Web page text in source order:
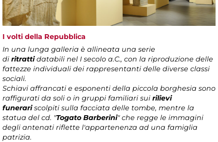
I volti della Repubblica
In una lunga galleria è allineata una serie
di ritrattidatabili nel I secolo a.C., con la riproduzione delle
fattezze individuali dei rappresentanti delle diverse classi
sociali.
Schiavi affrancati e esponenti della piccola borghesia sono
raffigurati da soli o in gruppi familiari sui rilievi
funerariscolpiti sulla facciata delle tombe, mentre la
statua del cd. "Togato Barberini" che regge le immagini
degli antenati riflette l'appartenenza ad una famiglia
patrizia.